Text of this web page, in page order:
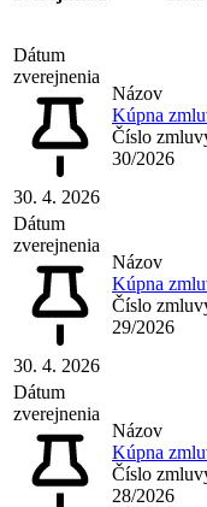
Dátum
zverejnenia
30. 4. 2026
Názov
Kúpna
Číslo
30/2026
Dátum
zverejnenia
30. 4. 2026
Názov
Kúpna
Číslo
29/2026
Dátum
zverejnenia
Názov
Kúpna
Číslo
28/2026